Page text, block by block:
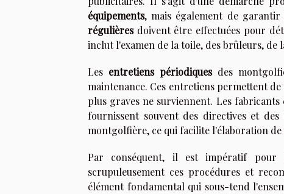
équipements, mais également de
régulièresdoivent être effectuées pour
inclut l'examen de la toile, des brûleurs, de
Les entretiens périodiquesdes
maintenance. Ces entretiens permettent
plus graves ne surviennent. Les
fournissent souvent des directives et
montgolfière, ce qui facilite l'élaboration
Par conséquent, il est impératif pour
scrupuleusement ces procédures et
élément fondamental qui sous-tend